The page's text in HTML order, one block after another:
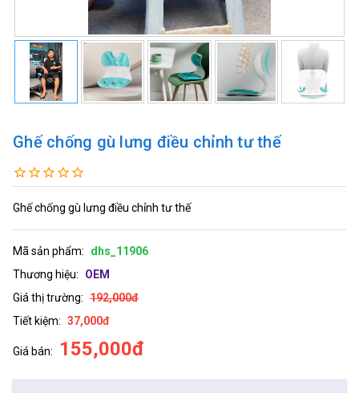
Ghế chống gù lưng điều chỉnh tư thế
Ghế chống gù lưng điều chỉnh tư thế
Mã sản phẩm:
dhs_11906
Thương hiệu:
OEM
Giá thị trường: 192,000đ
Tiết kiệm: 37,000đ
Giá bán: 155,000đ